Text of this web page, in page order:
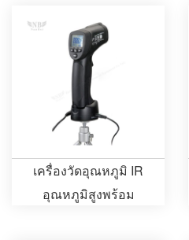
เครื่องวัดอุณหภูมิ IR
อุณหภูมิสูงพร้อม